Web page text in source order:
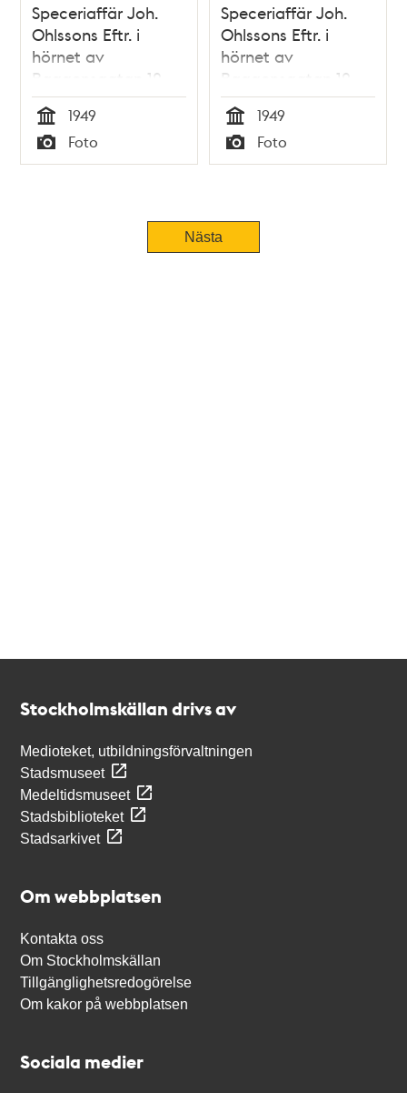
Speceriaffär Joh.
Ohlssons Eftr. i
hörnet av
Baggensgatan 12
och Köpmangatan 1
Tid
1949
Typ
Foto
Speceriaffär Joh.
Ohlssons Eftr. i
hörnet av
Baggensgatan 12
och Köpmangatan 1
Tid
1949
Typ
Foto
Nästa
Stockholmskällan drivs av
Medioteket, utbildningsförvaltningen
Stadsmuseet
Medeltidsmuseet
Stadsbiblioteket
Stadsarkivet
Om webbplatsen
Kontakta oss
Om Stockholmskällan
Tillgänglighetsredogörelse
Om kakor på webbplatsen
Sociala medier